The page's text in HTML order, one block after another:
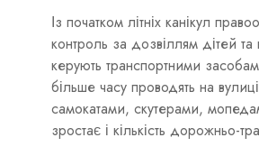
Із початком літніх канікул
контроль за дозвіллям дітей
керують транспортними
більше часу проводять на
самокатами, скутерами,
зростає і кількість дорожньо-